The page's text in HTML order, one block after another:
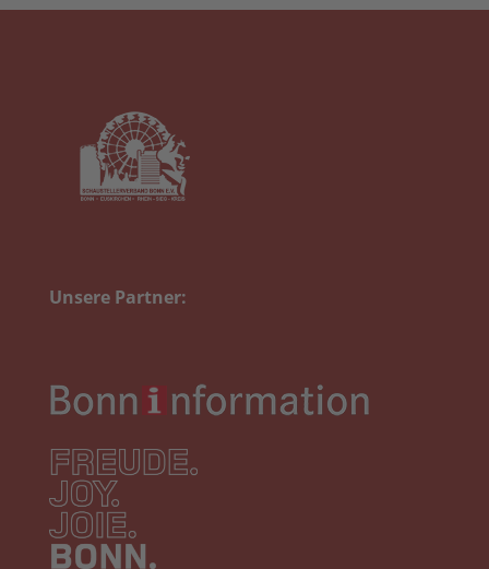
Unsere Partner: